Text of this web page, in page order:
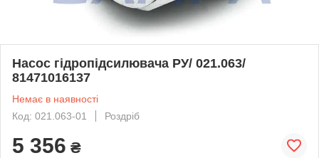
Насос гідропідсилювача РУ/ 021.063/
81471016137
Немає в наявності
Код: 021.063-01
Роздріб
5 356 ₴